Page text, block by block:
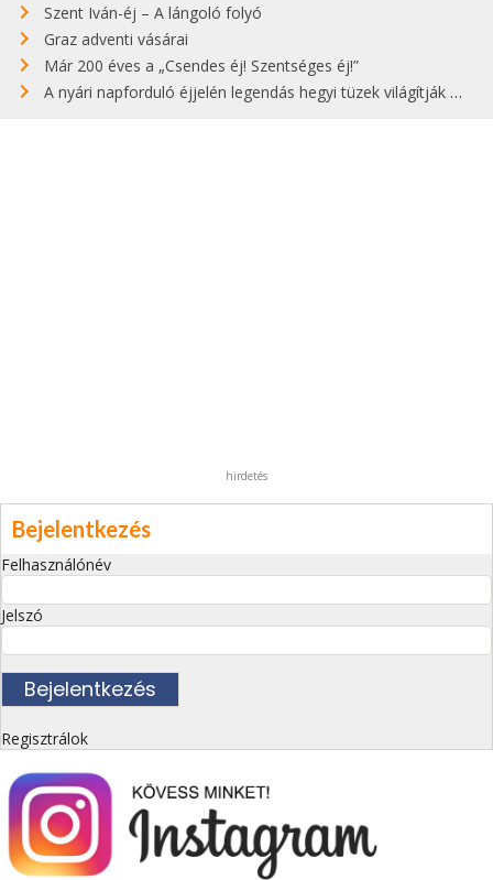
Szent Iván-éj – A lángoló folyó
Graz adventi vásárai
Már 200 éves a „Csendes éj! Szentséges éj!”
A nyári napforduló éjjelén legendás hegyi tüzek világítják meg Zugspitzét
hirdetés
Bejelentkezés
Felhasználónév
Jelszó
Regisztrálok